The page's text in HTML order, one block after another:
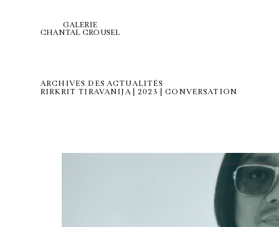
GALERIE
CHANTAL CROUSEL
ARCHIVES DES ACTUALITÉS
RIRKRIT TIRAVANIJA | 2023 | CONVERSATION